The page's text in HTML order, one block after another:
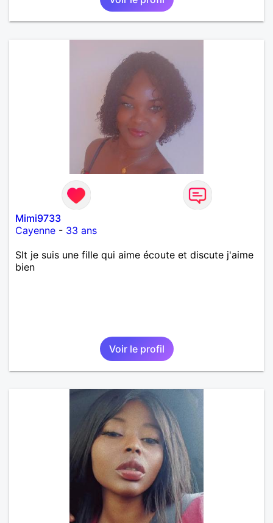
Mimi9733
Cayenne - 33 ans
Slt je suis une fille qui aime écoute et discute j'aime
bien
Voir le profil